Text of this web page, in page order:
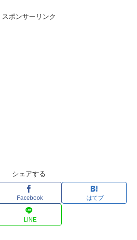
スポンサーリンク
シェアする
Facebook はてブ
LINE